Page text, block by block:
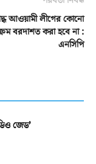
আওয়ামী লীগের কোনো
বরদাশত করা হবে না :
এনসিপি
জেড’